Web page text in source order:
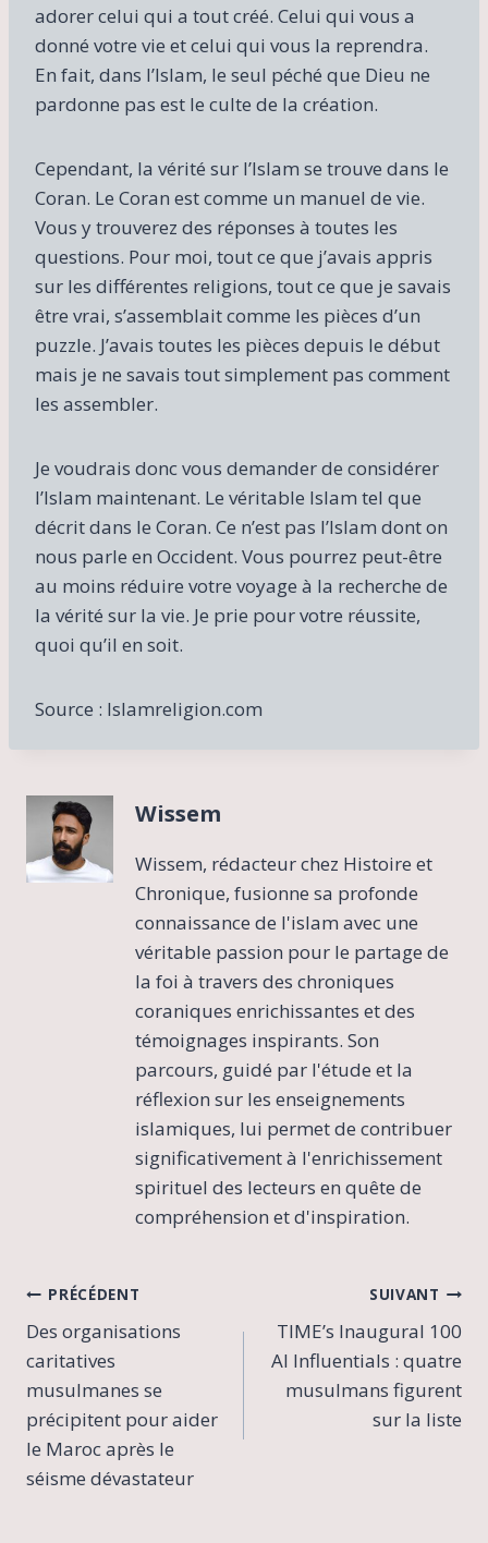
adorer celui qui a tout créé. Celui qui vous a
donné votre vie et celui qui vous la reprendra.
En fait, dans l’Islam, le seul péché que Dieu ne
pardonne pas est le culte de la création.
Cependant, la vérité sur l’Islam se trouve dans le
Coran. Le Coran est comme un manuel de vie.
Vous y trouverez des réponses à toutes les
questions. Pour moi, tout ce que j’avais appris
sur les différentes religions, tout ce que je savais
être vrai, s’assemblait comme les pièces d’un
puzzle. J’avais toutes les pièces depuis le début
mais je ne savais tout simplement pas comment
les assembler.
Je voudrais donc vous demander de considérer
l’Islam maintenant. Le véritable Islam tel que
décrit dans le Coran. Ce n’est pas l’Islam dont on
nous parle en Occident. Vous pourrez peut-être
au moins réduire votre voyage à la recherche de
la vérité sur la vie. Je prie pour votre réussite,
quoi qu’il en soit.
Source : Islamreligion.com
Wissem
Wissem, rédacteur chez Histoire et
Chronique, fusionne sa profonde
connaissance de l'islam avec une
véritable passion pour le partage de
la foi à travers des chroniques
coraniques enrichissantes et des
témoignages inspirants. Son
parcours, guidé par l'étude et la
réflexion sur les enseignements
islamiques, lui permet de contribuer
significativement à l'enrichissement
spirituel des lecteurs en quête de
compréhension et d'inspiration.
Navigation
de
l’article
PRÉCÉDENT
Des organisations
caritatives
musulmanes se
précipitent pour aider
le Maroc après le
séisme dévastateur
SUIVANT
TIME’s Inaugural 100
AI Influentials : quatre
musulmans figurent
sur la liste